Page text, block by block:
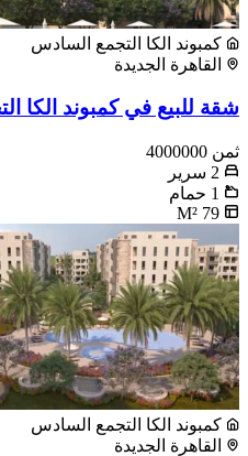
كمبوند الكا التجمع السادس
القاهرة الجديدة
شقة للبيع في كمبوند الكا
ثمن 4000000
2 سرير
1 حمام
79
M²
كمبوند الكا التجمع السادس
القاهرة الجديدة